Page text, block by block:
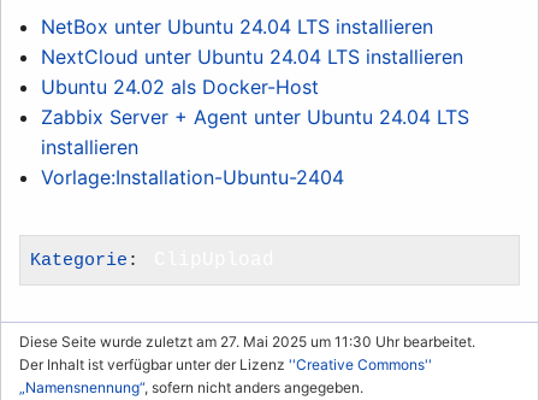
NetBox unter Ubuntu 24.04 LTS installieren
NextCloud unter Ubuntu 24.04 LTS installieren
Ubuntu 24.02 als Docker-Host
Zabbix Server + Agent unter Ubuntu 24.04 LTS
installieren
Vorlage:Installation-Ubuntu-2404
Kategorie :
Diese Seite wurde zuletzt am 27. Mai 2025 um 11:30 Uhr bearbeitet.
Der Inhalt ist verfügbar unter der Lizenz ''Creative Commons''
„Namensnennung“, sofern nicht anders angegeben.